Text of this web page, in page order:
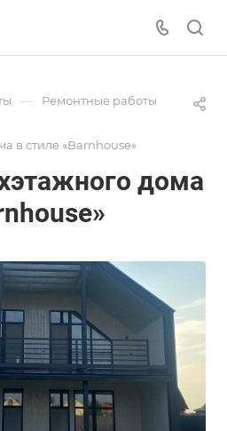
— Ремонтные работы
в стиле «Barnhouse»
дома